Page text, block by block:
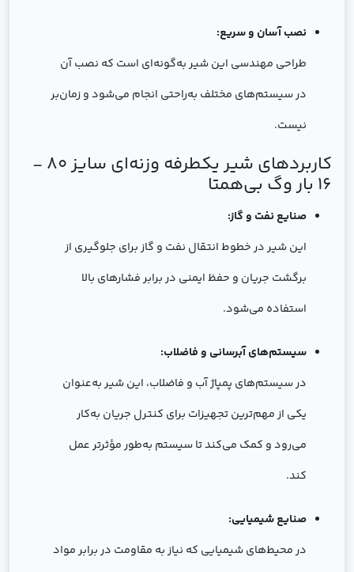
نصب آسان و سریع:
طراحی مهندسی این شیر به‌گونه‌ای است که نصب آن
در سیستم‌های مختلف به‌راحتی انجام می‌شود و زمان‌بر
نیست.
کاربردهای شیر یکطرفه وزنه‌ای سایز 80 -
16 بار وگ بی‌همتا
صنایع نفت و گاز:
این شیر در خطوط انتقال نفت و گاز برای جلوگیری از
برگشت جریان و حفظ ایمنی در برابر فشارهای بالا
استفاده می‌شود.
سیستم‌های آبرسانی و فاضلاب:
در سیستم‌های پمپاژ آب و فاضلاب، این شیر به‌عنوان
یکی از مهم‌ترین تجهیزات برای کنترل جریان به‌کار
می‌رود و کمک می‌کند تا سیستم به‌طور مؤثرتر عمل
کند.
صنایع شیمیایی:
در محیط‌های شیمیایی که نیاز به مقاومت در برابر مواد